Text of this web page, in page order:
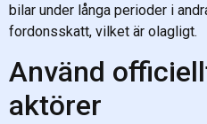
bilar under långa perioder i
fordonsskatt, vilket är olagligt.
Använd
aktörer